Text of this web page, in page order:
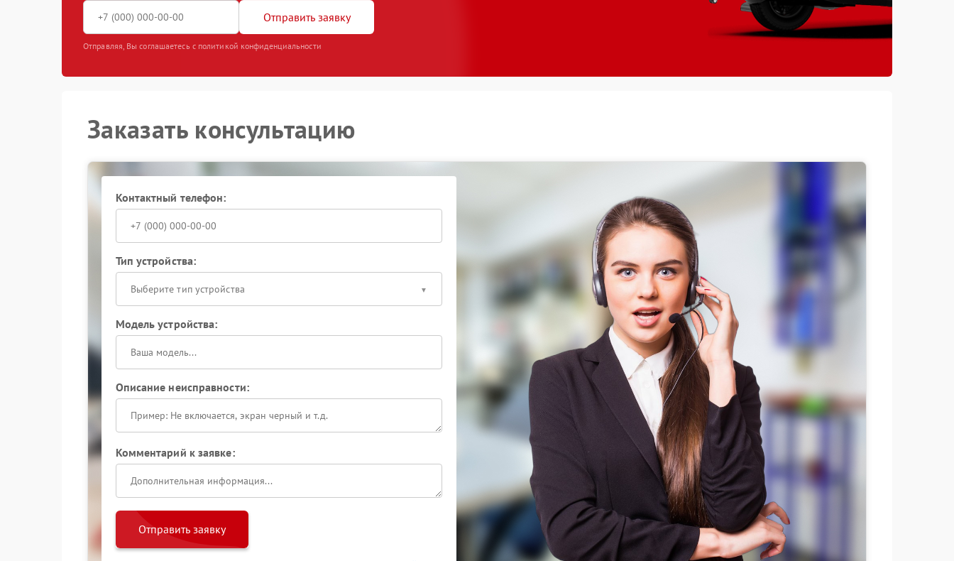
Отправить заявку
Отправляя, Вы соглашаетесь с политикой конфиденциальности
Заказать консультацию
Контактный телефон:
Тип устройства:
Выберите тип устройства
Модель устройства:
Описание неисправности:
Комментарий к заявке:
Отправить заявку